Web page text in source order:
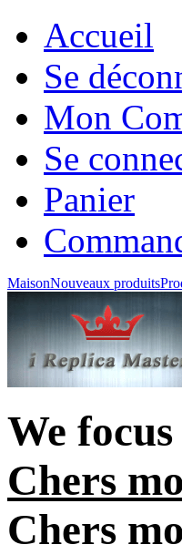
Accueil
Se
Mon
Se
Panier
MaisonNouveaux produits
We
Chers
Chers